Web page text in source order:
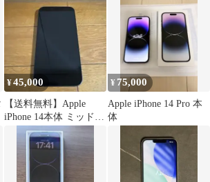
¥45,000
【送料無料】Apple
iPhone 14本体 ミッドナ
イト128G
¥ 75,000
Apple iPhone 14 Pro 本
体